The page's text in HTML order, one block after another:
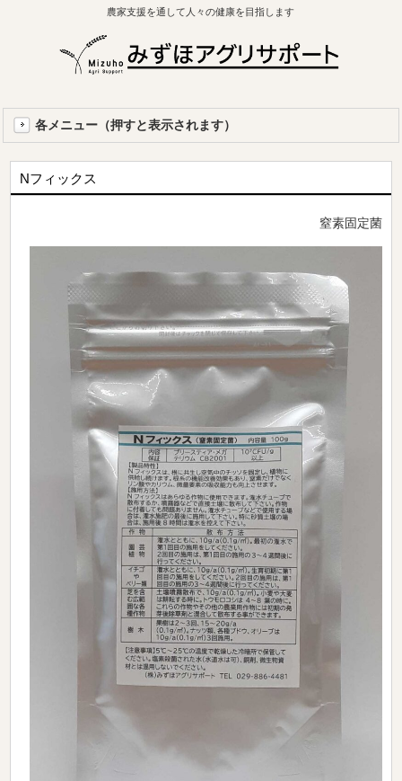
農家支援を通して人々の健康を目指します
各メニュー（押すと表示されます）
Nフィックス
窒素固定菌